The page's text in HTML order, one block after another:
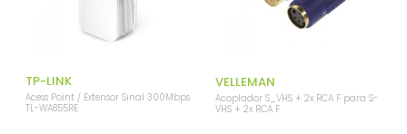
TP-LINK
Acess Point / Extensor Sinal 300Mbps
TL-WA855RE
VELLEMAN
Acoplador S_VHS + 2x RCA F para S-
VHS + 2x RCA F